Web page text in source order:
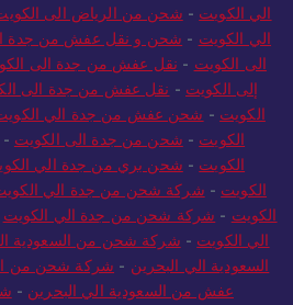
الي الكويت - شحن من الرياض الى
الي الكويت - شحن و نقل عفش من جدة
الى الكويت - نقل عفش من جدة الى
إلى الكويت - نقل عفش من جدة الى
الكويت - شحن عفش من جدة الي
الكويت - شحن من جدة الى الكويت -
الكويت - شحن بري من جدة الي
الكويت - شركة شحن من جدة الي
الكويت - شركة شحن من جدة الي الكويت
الي الكويت - شركة شحن من السعودية
السعودية الي البحرين - شركة شحن من
عفش من السعودية الي البحرين -